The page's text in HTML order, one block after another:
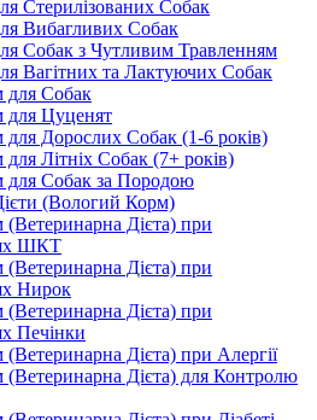
Стерилізованих Собак
Вибагливих Собак
Собак з Чутливим Травленням
Вагітних та Лактуючих Собак
для Собак
Цуценят
Дорослих Собак (1-6 років)
Літніх Собак (7+ років)
Собак за Породою
(Вологий Корм)
Дієта) при
ШКТ
Дієта) при
Нирок
Дієта) при
Печінки
Дієта) при Алергії
Дієта) для Контролю